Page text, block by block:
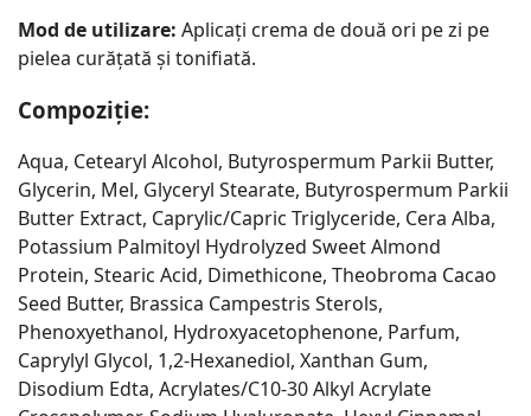
Mod de utilizare: Aplicați crema de două ori pe zi pe
pielea curățată și tonifiată.
Compoziție:
Aqua, Cetearyl Alcohol, Butyrospermum Parkii Butter,
Glycerin, Mel, Glyceryl Stearate, Butyrospermum Parkii
Butter Extract, Caprylic/Capric Triglyceride, Cera Alba,
Potassium Palmitoyl Hydrolyzed Sweet Almond
Protein, Stearic Acid, Dimethicone, Theobroma Cacao
Seed Butter, Brassica Campestris Sterols,
Phenoxyethanol, Hydroxyacetophenone, Parfum,
Caprylyl Glycol, 1,2-Hexanediol, Xanthan Gum,
Disodium Edta, Acrylates/C10-30 Alkyl Acrylate